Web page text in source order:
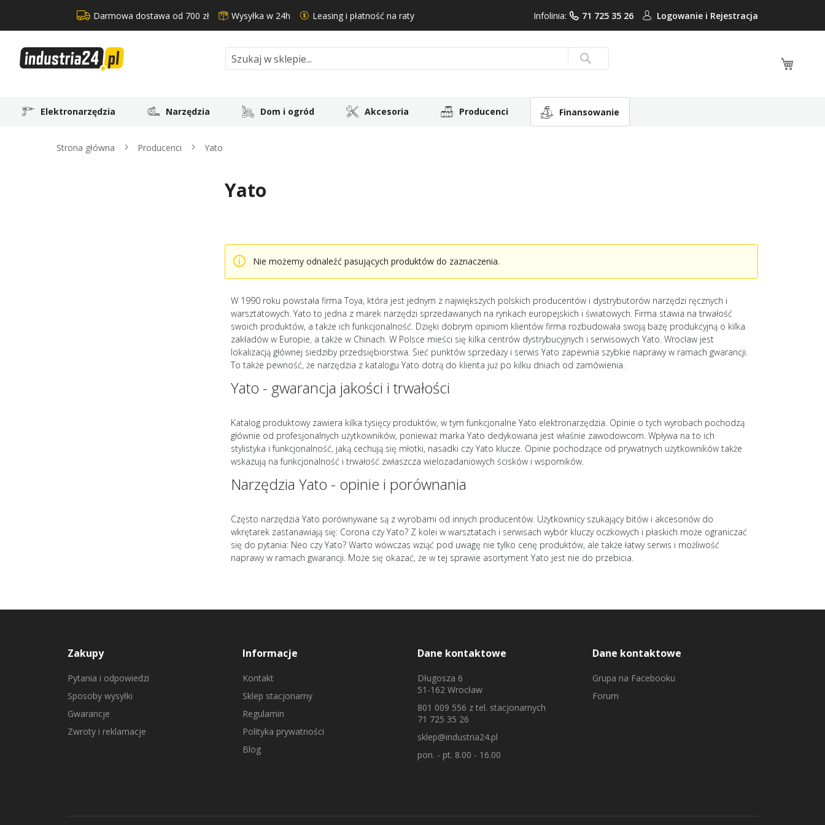
Darmowa dostawa od 700 zł Wysyłka w 24h Leasing i płatność na raty Infolinia: 71 725 35 26 Logowanie i Rejestracja
Search Search
Elektronarzędzia Narzędzia Dom i ogród Akcesoria Producenci Finansowanie
Strona główna Producenci Yato
Yato
Nie możemy odnaleźć pasujących produktów do zaznaczenia.
W 1990 roku powstała firma Toya, która jest jednym z największych polskich producentów i dystrybutorów narzędzi ręcznych i
warsztatowych. Yato to jedna z marek narzędzi sprzedawanych na rynkach europejskich i światowych. Firma stawia na trwałość
swoich produktów, a także ich funkcjonalność. Dzięki dobrym opiniom klientów firma rozbudowała swoją bazę produkcyjną o kilka
zakładów w Europie, a także w Chinach. W Polsce mieści się kilka centrów dystrybucyjnych i serwisowych Yato. Wrocław jest
lokalizacją głównej siedziby przedsiębiorstwa. Sieć punktów sprzedaży i serwis Yato zapewnia szybkie naprawy w ramach gwarancji.
To także pewność, że narzędzia z katalogu Yato dotrą do klienta już po kilku dniach od zamówienia.
Yato - gwarancja jakości i trwałości
Katalog produktowy zawiera kilka tysięcy produktów, w tym funkcjonalne Yato elektronarzędzia. Opinie o tych wyrobach pochodzą
głównie od profesjonalnych użytkowników, ponieważ marka Yato dedykowana jest właśnie zawodowcom. Wpływa na to ich
stylistyka i funkcjonalność, jaką cechują się młotki, nasadki czy Yato klucze. Opinie pochodzące od prywatnych użytkowników także
wskazują na funkcjonalność i trwałość zwłaszcza wielozadaniowych ścisków i wsporników.
Narzędzia Yato - opinie i porównania
Często narzędzia Yato porównywane są z wyrobami od innych producentów. Użytkownicy szukający bitów i akcesoriów do
wkrętarek zastanawiają się: Corona czy Yato? Z kolei w warsztatach i serwisach wybór kluczy oczkowych i płaskich może ograniczać
się do pytania: Neo czy Yato? Warto wówczas wziąć pod uwagę nie tylko cenę produktów, ale także łatwy serwis i możliwość
naprawy w ramach gwarancji. Może się okazać, że w tej sprawie asortyment Yato jest nie do przebicia.
Zakupy
Pytania i odpowiedzi
Sposoby wysyłki
Gwarancje
Zwroty i reklamacje
Informacje
Kontakt
Sklep stacjonarny
Regulamin
Polityka prywatności
Blog
Dane kontaktowe
Długosza 6
51-162 Wrocław
801 009 556 z tel. stacjonarnych
71 725 35 26
sklep@industria24.pl
pon. - pt. 8.00 - 16.00
Dane kontaktowe
Grupa na Facebooku
Forum